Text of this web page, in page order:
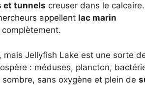
et tunnels creuser dans le calcaire.
appellent lac marin
complètement.
Jellyfish Lake est une sorte
: méduses, plancton,
sans oxygène et plein de